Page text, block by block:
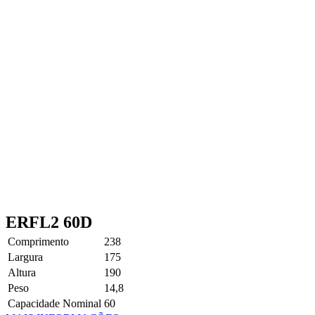
ERFL2 60D
Comprimento
238
Largura
175
Altura
190
Peso
14,8
Capacidade Nominal 60